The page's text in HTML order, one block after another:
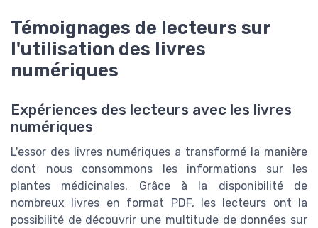
Témoignages de lecteurs sur
l'utilisation des livres
numériques
Expériences des lecteurs avec les livres
numériques
L'essor des livres numériques a transformé la manière
dont nous consommons les informations sur les
plantes médicinales. Grâce à la disponibilité de
nombreux livres en format PDF, les lecteurs ont la
possibilité de découvrir une multitude de données sur